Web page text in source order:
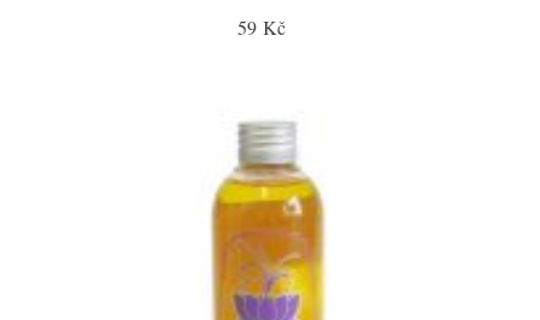
59 Kč